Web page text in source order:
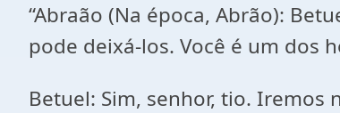
“Abraão (Na época, Abrão):
pode deixá-los. Você é um dos
Betuel: Sim, senhor, tio. Iremos